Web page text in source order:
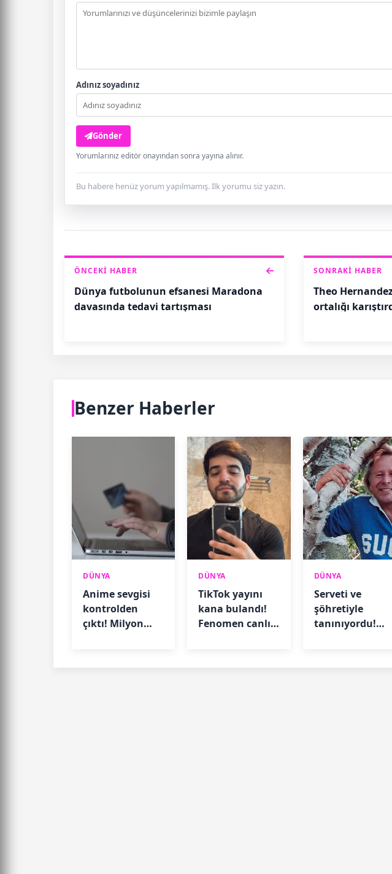
Adınız soyadınız
Gönder
Yorumlarınız editör onayından sonra yayına alınır.
Bu habere henüz yorum yapılmamış. İlk yorumu siz yazın.
ÖNCEKI HABER
Dünya futbolunun efsanesi Maradona
davasında tedavi tartışması
SONRAKI HABER
Theo
ortalığı
Benzer Haberler
DÜNYA
Anime sevgisi
kontrolden
çıktı! Milyon
DÜNYA
TikTok yayını
kana bulandı!
Fenomen canlı
DÜNYA
Serveti ve
şöhretiyle
tanınıyordu!